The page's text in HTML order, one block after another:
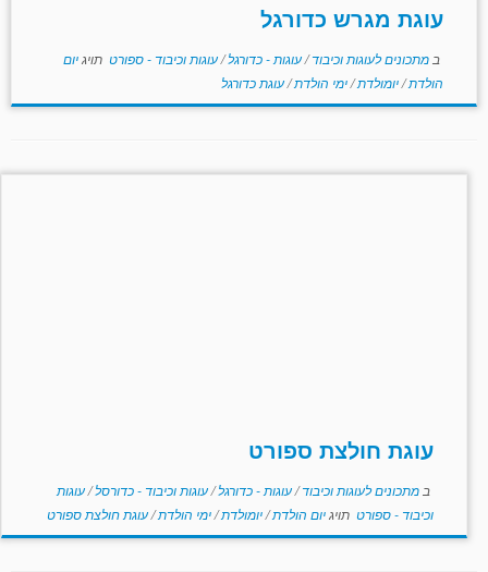
עוגת מגרש כדורגל
ב מתכונים לעוגות וכיבוד/עוגות - כדורגל/עוגות וכיבוד - ספורט תויגיום
הולדת/יומולדת/ימי הולדת/עוגת כדורגל
עוגת חולצת ספורט
ב מתכונים לעוגות וכיבוד/עוגות - כדורגל/עוגות וכיבוד - כדורסל/עוגות
וכיבוד - ספורט תויגיום הולדת/יומולדת/ימי הולדת/עוגת חולצת ספורט